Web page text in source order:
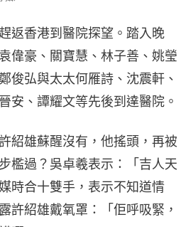
返香港到醫院探望。踏入晚
偉豪、關寶慧、林子善、姚瑩
俊弘與太太何雁詩、沈震軒、
安、譚耀文等先後到達醫院。
紹雄蘇醒沒有，他搖頭，再被
檻過？吳卓羲表示：「吉人天
時合十雙手，表示不知道情
許紹雄戴氧罩：「佢呼吸緊，